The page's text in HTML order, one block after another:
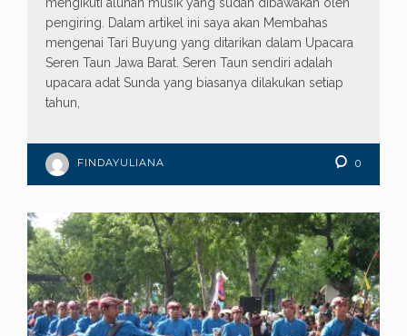
pengiring. Dalam artikel ini saya akan Membahas
mengenai Tari Buyung yang ditarikan dalam Upacara
Seren Taun Jawa Barat. Seren Taun sendiri adalah
upacara adat Sunda yang biasanya dilakukan setiap
tahun,
FINDAYULIANA 0